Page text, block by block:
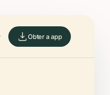
Obter a app